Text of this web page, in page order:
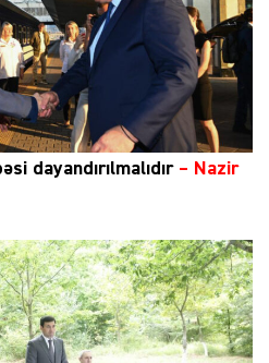
dayandırılmalıdır– Nazir